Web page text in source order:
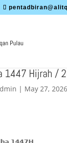
1447 Hijrah /
| May 27, 2026